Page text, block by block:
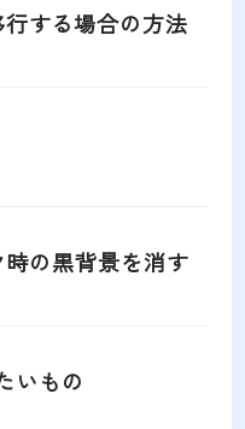
する場合の方法
の黒背景を消す
いもの